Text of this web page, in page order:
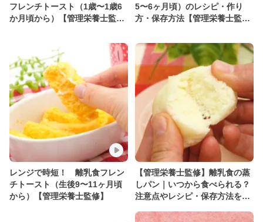
フレンチトースト（1歳〜1歳6
か月頃から）【管理栄養士監
5〜6ヶ月頃）のレシピ・作り
方・保存方法【管理栄養士監
レンジで時短！ 離乳食フレン
チトースト（生後9〜11ヶ月頃
から）【管理栄養士監修】
【管理栄養士監修】離乳食の蒸
しパン｜いつから食べられる？
注意点やレシピ・保存方法を紹